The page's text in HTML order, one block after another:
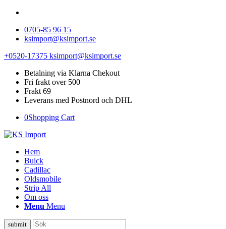
0705-85 96 15
ksimport@ksimport.se
+0520-17375 ksimport@ksimport.se
Betalning via Klarna Chekout
Fri frakt over 500
Frakt 69
Leverans med Postnord och DHL
0Shopping Cart
Hem
Buick
Cadillac
Oldsmobile
Strip All
Om oss
Menu Menu